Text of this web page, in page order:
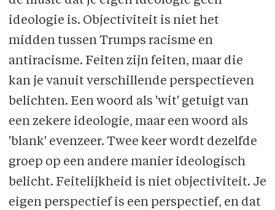
ideologie is. Objectiviteit is niet het
midden tussen Trumps racisme en
antiracisme. Feiten zijn feiten, maar die
kan je vanuit verschillende perspectieven
belichten. Een woord als 'wit' getuigt van
een zekere ideologie, maar een woord als
'blank' evenzeer. Twee keer wordt dezelfde
groep op een andere manier ideologisch
belicht. Feitelijkheid is niet objectiviteit. Je
eigen perspectief is een perspectief, en dat